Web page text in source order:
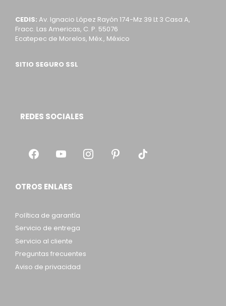
CEDIS: Av. Ignacio López Rayón 174-Mz 39 Lt 3 Casa A,
Fracc. Las Americas, C. P. 55076
Ecatepec de Morelos, Méx., México
SITIO SEGURO SSL
REDES SOCIALES
OTROS ENLAES
Política de garantía
Servicio de entrega
Servicio al cliente
Preguntas frecuentes
Aviso de privacidad